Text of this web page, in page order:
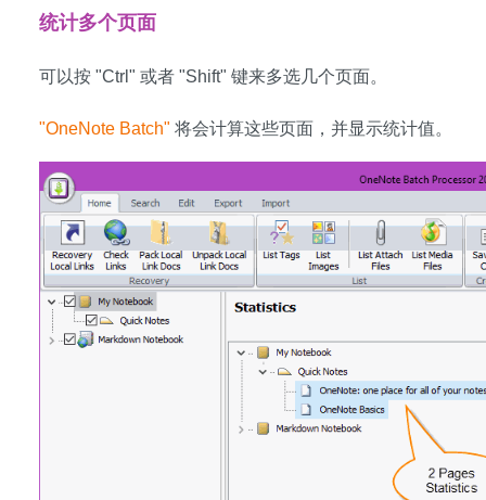
统计多个页面
可以按 "Ctrl" 或者 "Shift" 键来多选几个页面。
"OneNote Batch" 将会计算这些页面，并显示统计值。